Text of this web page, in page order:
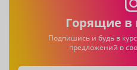
Горящие в
Подпишись и будь в
предложений в